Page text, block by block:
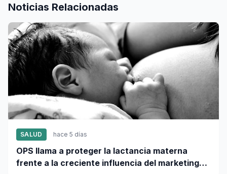
Noticias Relacionadas
SALUD hace 5 días
OPS llama a proteger la lactancia materna
frente a la creciente influencia del marketing